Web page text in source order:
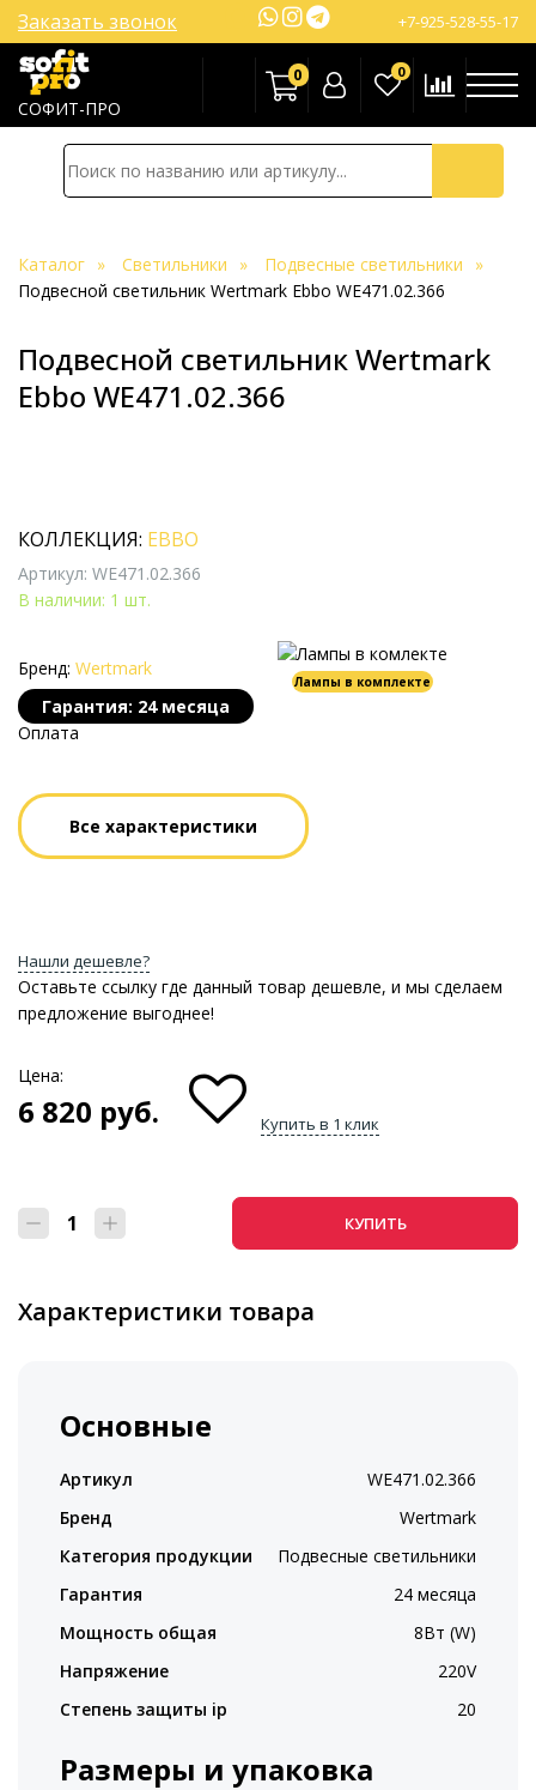
СОФИТ-ПРО
+7-925-528-55-17
Заказать звонок
0 0
Каталог Светильники
Подвесные светильники
Подвесной светильник Wertmark Ebbo WE471.02.366
Подвесной светильник Wertmark
Ebbo WE471.02.366
КОЛЛЕКЦИЯ: EBBO
Артикул: WE471.02.366
В наличии: 1 шт.
Бренд: Wertmark
Гарантия: 24 месяца
Лампы в комплекте
Оплата
Все характеристики
Нашли дешевле?
Оставьте ссылку где данный товар дешевле, и мы сделаем
предложение выгоднее!
Цена:
6 820 руб. Купить в 1 клик
КУПИТЬ
Характеристики товара
Основные
Артикул
WE471.02.366
Бренд
Wertmark
Категория продукции
Подвесные светильники
Гарантия
24 месяца
Мощность общая
8Вт (W)
Напряжение
220V
Степень защиты ip
20
Размеры и упаковка